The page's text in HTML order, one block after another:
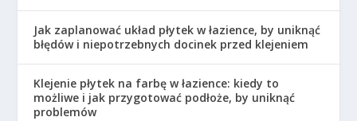
Jak zaplanować układ płytek w łazience, by uniknąć
błędów i niepotrzebnych docinek przed klejeniem
Klejenie płytek na farbę w łazience: kiedy to
możliwe i jak przygotować podłoże, by uniknąć
problemów